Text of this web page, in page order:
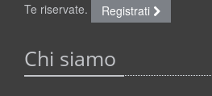
Te riservate.
Registrati
Chi siamo